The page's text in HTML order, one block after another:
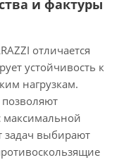
и фактуры
отличается
устойчивость к
нагрузкам.
позволяют
максимальной
задач выбирают